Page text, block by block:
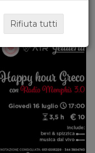
Rifiuta tutti